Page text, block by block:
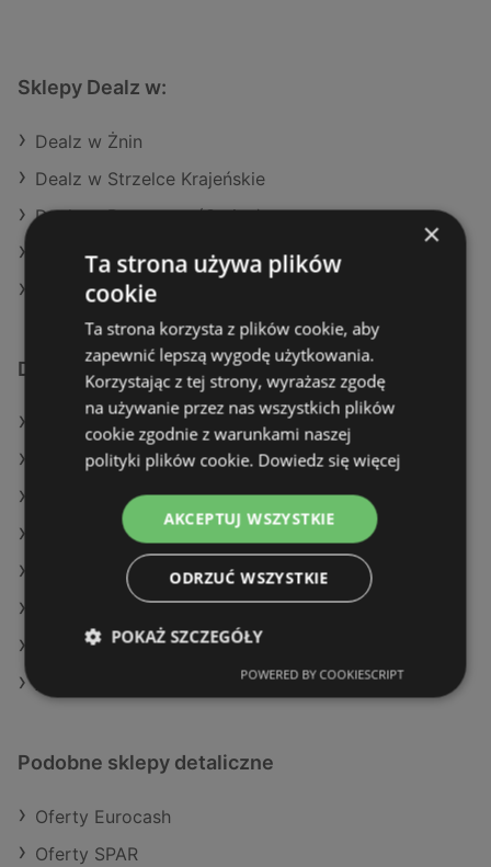
Sklepy Dealz w:
Dealz w Żnin
Dealz w Strzelce Krajeńskie
Dealz w Przasnysz (Gmina)
Dealz w Krapkowice
Dealz w Kaczory
Dodatkowe łącza
Oferty Dealz
Oferty Delikatesy Centrum
Oferty Gram Market
Aktualne gazetki Żabka
Aktualne gazetki Eurocash
Aktualne gazetki Aldi
Aktualne gazetki Kaufland
Aktualne gazetki SPAR
Podobne sklepy detaliczne
Oferty Eurocash
Oferty SPAR
×
Ta strona używa plików
cookie
Ta strona korzysta z plików cookie, aby
zapewnić lepszą wygodę użytkowania.
Korzystając z tej strony, wyrażasz zgodę
na używanie przez nas wszystkich plików
cookie zgodnie z warunkami naszej
polityki plików cookie. Dowiedz się więcej
AKCEPTUJ WSZYSTKIE
ODRZUĆ WSZYSTKIE
POKAŻ SZCZEGÓŁY
POWERED BY COOKIESCRIPT